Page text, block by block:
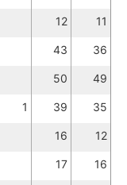
12 11
43 36
50 49
1 39 35
16 12
17 16